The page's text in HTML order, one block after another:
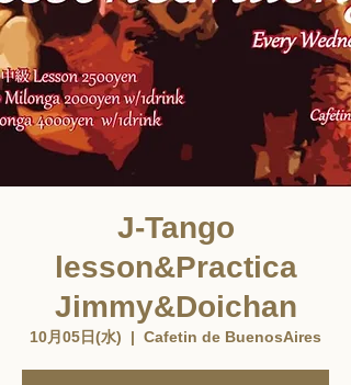
J-Tango
lesson&Practica
Jimmy&Doichan
10月05日(水)
  |
Cafetin de BuenosAires